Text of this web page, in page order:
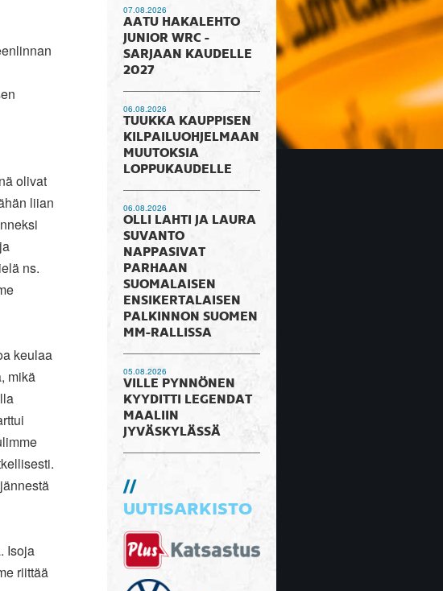
olivat
liian
ns.
keulaa
mikä
Isoja
riittää
07.08.2026
AATU HAKALEHTO
JUNIOR WRC -
SARJAAN KAUDELLE
2027
06.08.2026
TUUKKA KAUPPISEN
KILPAILUOHJELMAAN
MUUTOKSIA
LOPPUKAUDELLE
06.08.2026
OLLI LAHTI JA LAURA
SUVANTO
NAPPASIVAT
PARHAAN
SUOMALAISEN
ENSIKERTALAISEN
PALKINNON SUOMEN
MM-RALLISSA
05.08.2026
VILLE PYNNÖNEN
KYYDITTI LEGENDAT
MAALIIN
JYVÄSKYLÄSSÄ
UUTISARKISTO